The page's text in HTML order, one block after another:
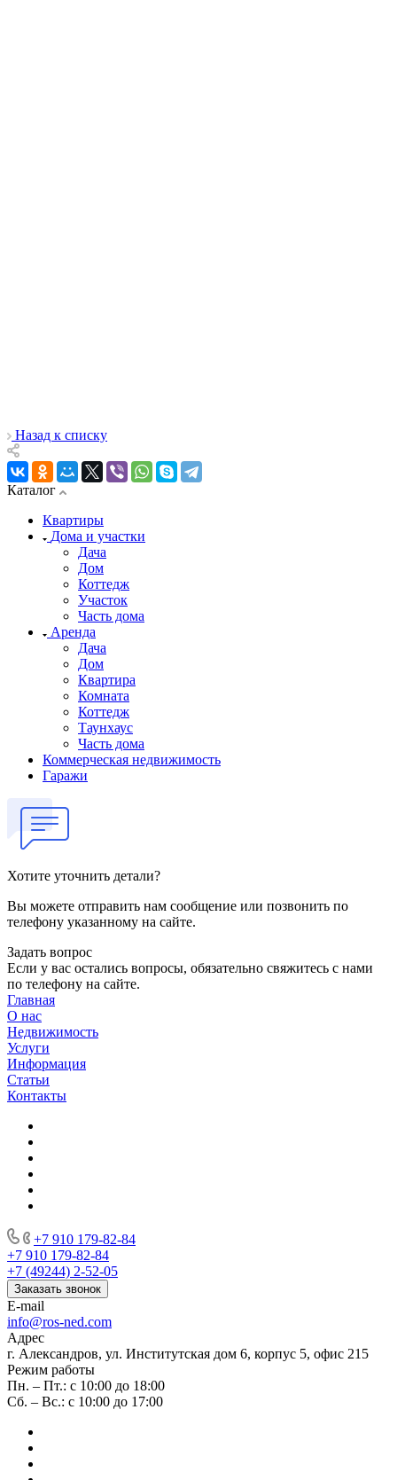
Назад к списку
Каталог
Квартиры
Дома и участки
Дача
Дом
Коттедж
Участок
Часть дома
Аренда
Дача
Дом
Квартира
Комната
Коттедж
Таунхаус
Часть дома
Коммерческая недвижимость
Гаражи
Хотите уточнить детали?
Вы можете отправить нам сообщение или позвонить по
телефону указанному на сайте.
Задать вопрос
Если у вас остались вопросы, обязательно свяжитесь с нами
по телефону на сайте.
Главная
О нас
Недвижимость
Услуги
Информация
Статьи
Контакты
+7 910 179-82-84
+7 910 179-82-84
+7 (49244) 2-52-05
Заказать звонок
E-mail
info@ros-ned.com
Адрес
г. Александров, ул. Институтская дом 6, корпус 5, офис 215
Режим работы
Пн. – Пт.: с 10:00 до 18:00
Сб. – Вс.: с 10:00 до 17:00